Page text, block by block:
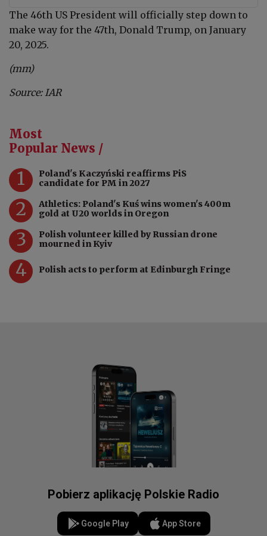
The 46th US President will officially step down to
make way for the 47th, Donald Trump, on January
20, 2025.
(mm)
Source: IAR
Most
Popular News /
1
Poland's Kaczyński reaffirms PiS
candidate for PM in 2027
2
Athletics: Poland's Kuś wins women's 400m
gold at U20 worlds in Oregon
3
Polish volunteer killed by Russian drone
mourned in Kyiv
4 Polish acts to perform at Edinburgh Fringe
Pobierz aplikację Polskie Radio
Google Play App Store